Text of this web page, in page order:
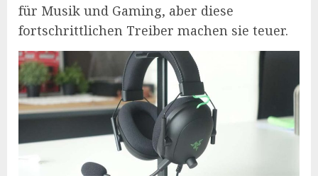
für Musik und Gaming, aber diese
fortschrittlichen Treiber machen sie teuer.